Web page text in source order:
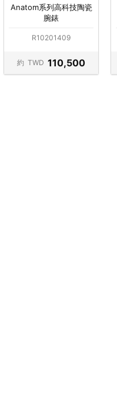
Anatom系列高科技陶瓷
腕錶
R10201409
約 TWD 110,500